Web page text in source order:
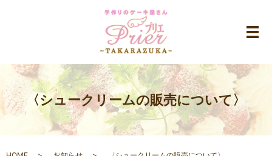
メ
〈シュークリームの販売について〉